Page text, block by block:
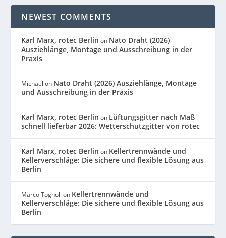
NEWEST COMMENTS
Karl Marx, rotec Berlin on Nato Draht (2026)
Ausziehlänge, Montage und Ausschreibung in der
Praxis
Michael on Nato Draht (2026) Ausziehlänge, Montage
und Ausschreibung in der Praxis
Karl Marx, rotec Berlin on Lüftungsgitter nach Maß
schnell lieferbar 2026: Wetterschutzgitter von rotec
Karl Marx, rotec Berlin on Kellertrennwände und
Kellerverschläge: Die sichere und flexible Lösung aus
Berlin
Marco Tognoli on Kellertrennwände und
Kellerverschläge: Die sichere und flexible Lösung aus
Berlin